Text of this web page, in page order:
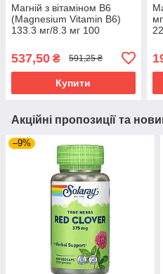
Магній з вітаміном В6
(Magnesium Vitamin B6)
133.3 мг/8.3 мг 100
537,50 ₴ 591,25 ₴
Купити
Акційні пропозиції та
–9%